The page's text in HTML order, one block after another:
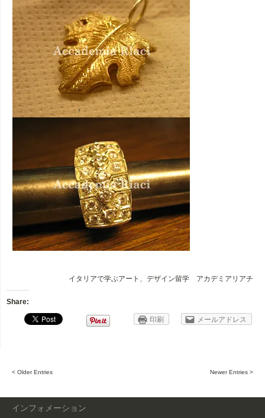
イタリアで学ぶアート、デザイン留学 アカデミアリアチ
Share:
印刷 メールアドレス
< Older Entries Newer Entries >
インフォメーション